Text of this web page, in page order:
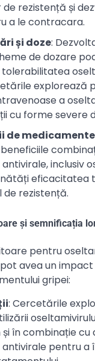
rezistență și
a le contracara.
și doze:
de dozare
explorează
a
cu forme severe
de medicamente
inclusiv
eficacitatea
de rezistență.
și semnificația
pentru
avea un
gripei:
: Cercetările
în combinație cu
pentru a